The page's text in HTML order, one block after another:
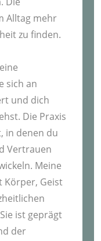
Alltag mehr
zu finden.
sich an
und dich
Die Praxis
in denen du
Vertrauen
Meine
Körper, Geist
ist geprägt
der